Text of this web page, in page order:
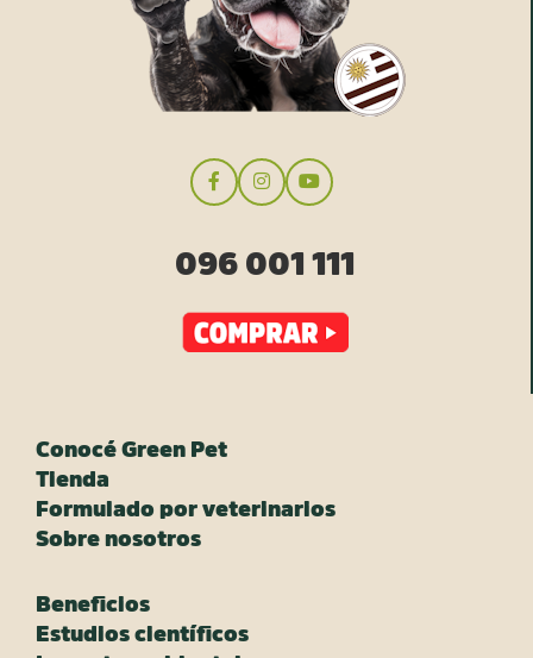
096 001 111
Conocé Green Pet
Tienda
Formulado por veterinarios
Sobre nosotros
Beneficios
Estudios científicos